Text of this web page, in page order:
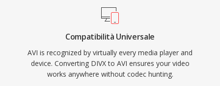
presenta limitazioni, tra cui un tetto di 2 GB
sulla dimensione del file nelle implementazioni
precedenti e nessun supporto nativo per frame
rate variabili o formati di sottotitoli avanzati. Le
estensioni OpenDML (AVI 2.0) hanno risolto il
limite dimensionale consentendo ai file di
Compatibilità Universale
AVI is recognized by virtually every media player and
device. Converting DIVX to AVI ensures your video
works anywhere without codec hunting.